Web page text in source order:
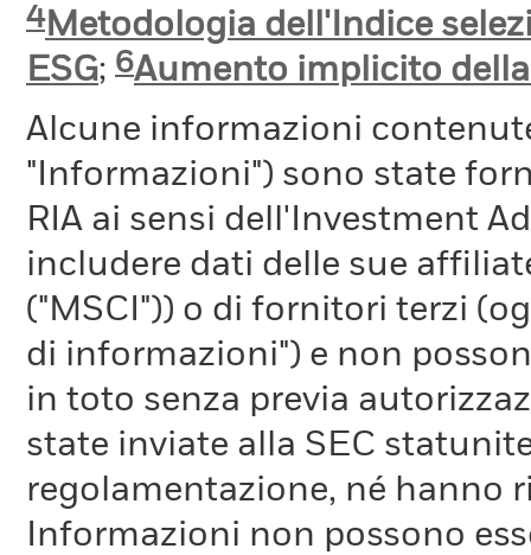
4Metodologia dell'Indice
ESG; 6Aumento implicito
Alcune informazioni
"Informazioni") sono state
RIA ai sensi dell'Investment
includere dati delle sue
("MSCI")) o di fornitori terzi
di informazioni") e non
in toto senza previa
state inviate alla SEC
regolamentazione, né hanno
Informazioni non possono